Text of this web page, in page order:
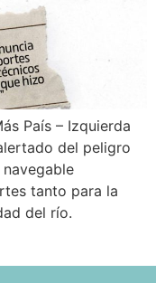
País – Izquierda
del peligro
tanto para la
del río.